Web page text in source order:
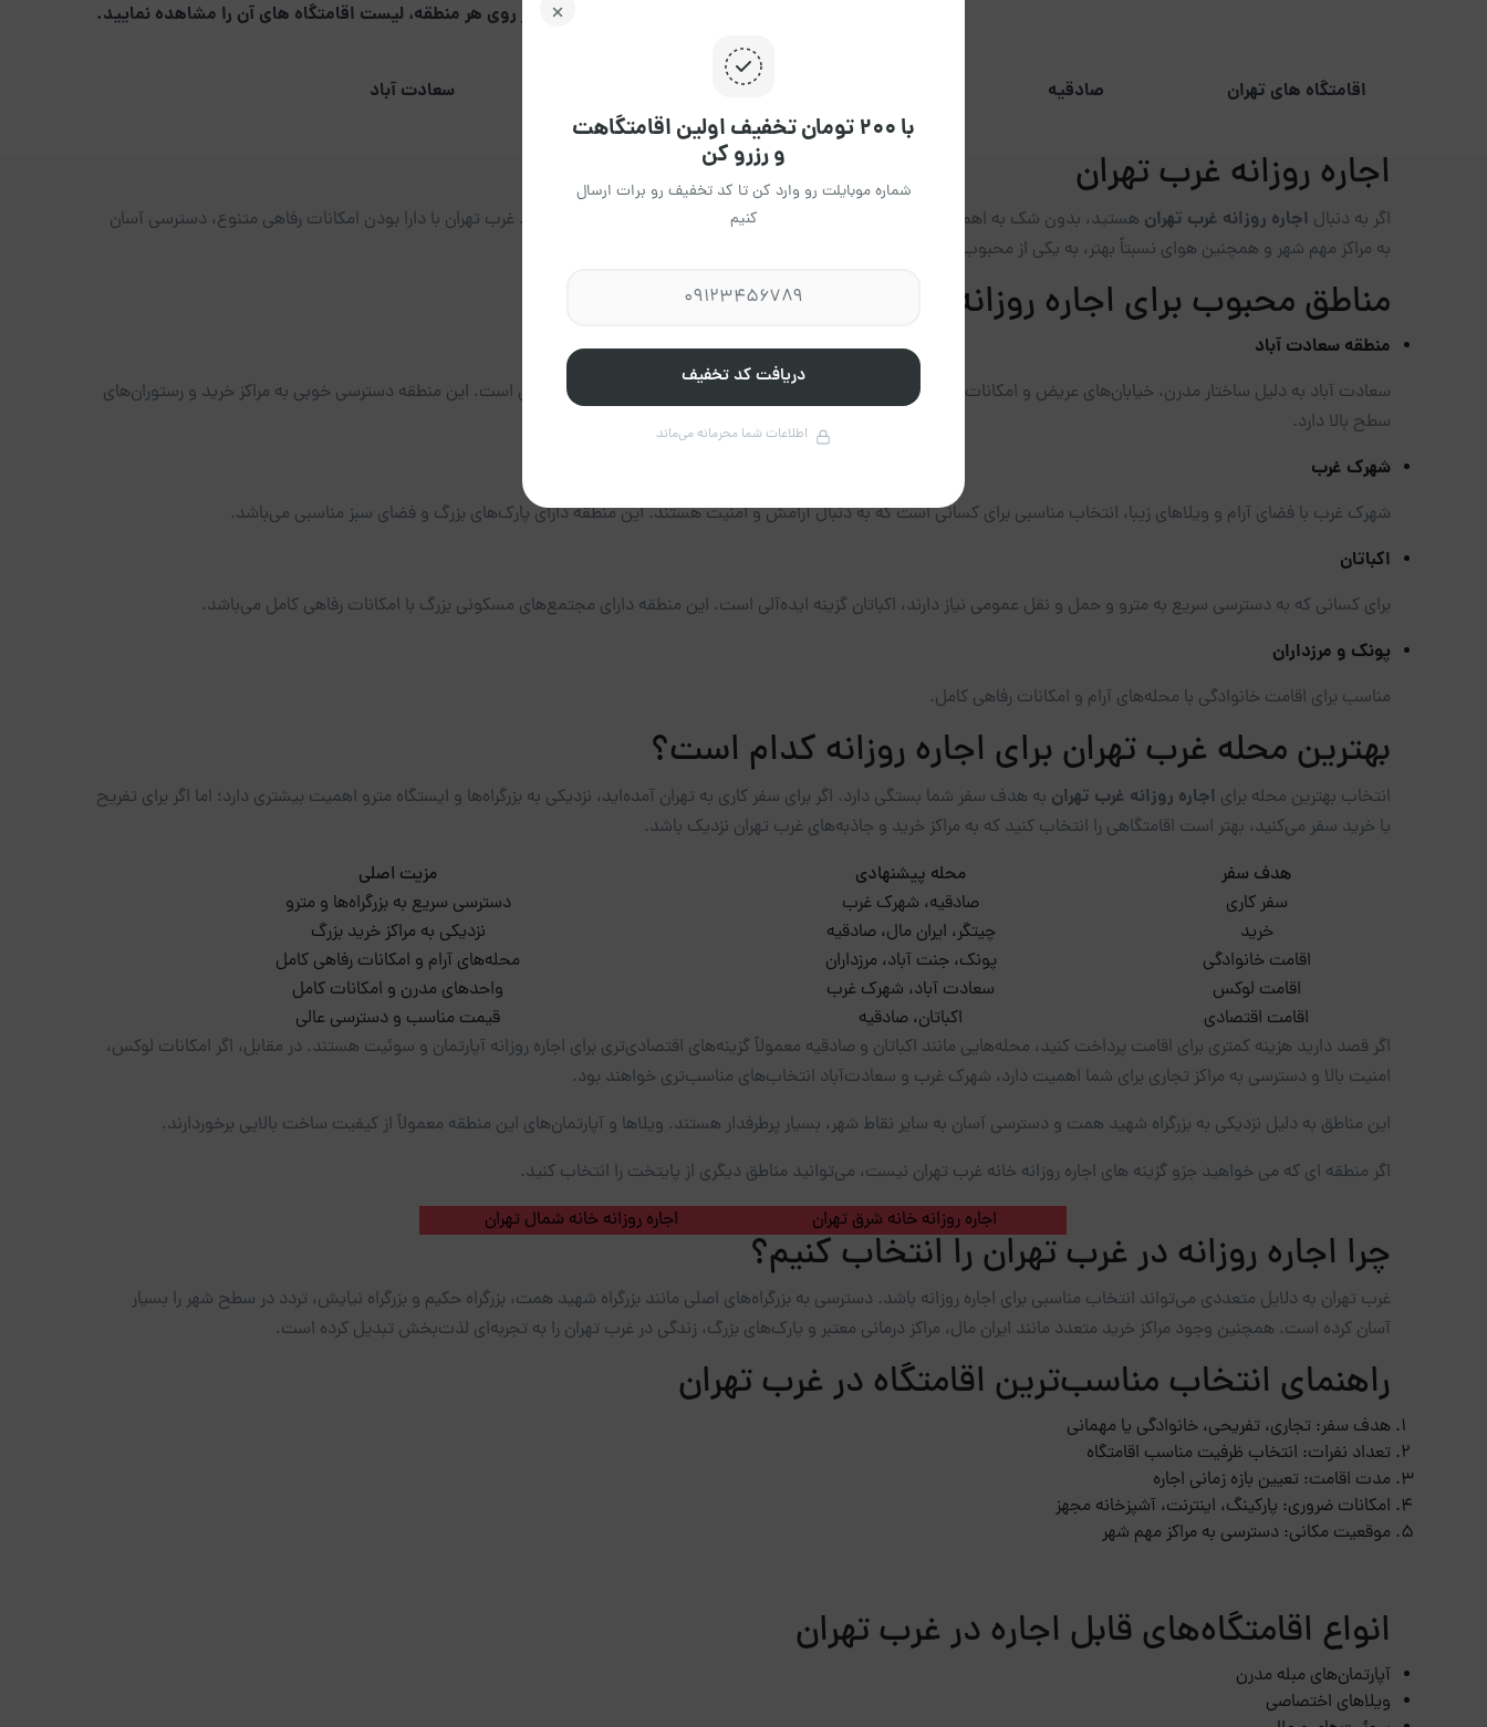
شما می توانید با کلیک بر روی هر منطقه، لیست اقامتگاه های آن را مشاهده نمایید.
اقامتگاه های تهران صادقیه سعادت آباد
اجاره روزانه غرب تهران
اگر به دنبال اجاره روزانه غرب تهران هستید، بدون شک به اهمیت انتخاب محل اقامتی که هماهنگ با نیازهای شما باشد واقفید. غرب تهران با دارا بودن امکانات رفاهی متنوع، دسترسی آسان
به مراکز مهم شهر و همچنین هوای نسبتاً بهتر، به یکی از محبوب‌ترین مقاصد برای
مناطق محبوب برای اجاره روزانه در غرب تهران
منطقه سعادت آباد
سعادت آباد به دلیل ساختار مدرن، خیابان‌های عریض و امکانات رفاهی فراوان، از محبوب‌ترین مناطق برای اجاره روزانه در غرب تهران است. این منطقه دسترسی خوبی به مراکز خرید و رستوران‌های
سطح بالا دارد.
شهرک غرب
شهرک غرب با فضای آرام و ویلاهای زیبا، انتخاب مناسبی برای کسانی است که به دنبال آرامش و امنیت هستند. این منطقه دارای پارک‌های بزرگ و فضای سبز مناسبی می‌باشد.
اکباتان
برای کسانی که به دسترسی سریع به مترو و حمل و نقل عمومی نیاز دارند، اکباتان گزینه ایده‌آلی است. این منطقه دارای مجتمع‌های مسکونی بزرگ با امکانات رفاهی کامل می‌باشد.
پونک و مرزداران
مناسب برای اقامت خانوادگی با محله‌های آرام و امکانات رفاهی کامل.
بهترین محله غرب تهران برای اجاره روزانه کدام است؟
انتخاب بهترین محله برای اجاره روزانه غرب تهران به هدف سفر شما بستگی دارد. اگر برای سفر کاری به تهران آمده‌اید، نزدیکی به بزرگراه‌ها و ایستگاه مترو اهمیت بیشتری دارد؛ اما اگر برای تفریح
یا خرید سفر می‌کنید، بهتر است اقامتگاهی را انتخاب کنید که به مراکز خرید و جاذبه‌های غرب تهران نزدیک باشد.
هدف سفر
محله پیشنهادی
مزیت اصلی
سفر کاری
صادقیه، شهرک غرب
دسترسی سریع به بزرگراه‌ها و مترو
خرید
چیتگر، ایران مال، صادقیه
نزدیکی به مراکز خرید بزرگ
اقامت خانوادگی
پونک، جنت آباد، مرزداران
محله‌های آرام و امکانات رفاهی کامل
اقامت لوکس
سعادت آباد، شهرک غرب
واحدهای مدرن و امکانات کامل
اقامت اقتصادی
اکباتان، صادقیه
قیمت مناسب و دسترسی عالی
اگر قصد دارید هزینه کمتری برای اقامت پرداخت کنید، محله‌هایی مانند اکباتان و صادقیه معمولاً گزینه‌های اقتصادی‌تری برای اجاره روزانه آپارتمان و سوئیت هستند. در مقابل، اگر امکانات لوکس،
امنیت بالا و دسترسی به مراکز تجاری برای شما اهمیت دارد، شهرک غرب و سعادت‌آباد انتخاب‌های مناسب‌تری خواهند بود.
این مناطق به دلیل نزدیکی به بزرگراه شهید همت و دسترسی آسان به سایر نقاط شهر، بسیار پرطرفدار هستند. ویلاها و آپارتمان‌های این منطقه معمولاً از کیفیت ساخت بالایی برخوردارند.
اگر منطقه ای که می خواهید جزو گزینه های اجاره روزانه خانه غرب تهران نیست، می‌توانید مناطق دیگری از پایتخت را انتخاب کنید.
اجاره روزانه خانه شرق تهران
اجاره روزانه خانه شمال تهران
چرا اجاره روزانه در غرب تهران را انتخاب کنیم؟
غرب تهران به دلایل متعددی می‌تواند انتخاب مناسبی برای اجاره روزانه باشد. دسترسی به بزرگراه‌های اصلی مانند بزرگراه شهید همت، بزرگراه حکیم و بزرگراه نیایش، تردد در سطح شهر را بسیار
آسان کرده است. همچنین وجود مراکز خرید متعدد مانند ایران مال، مراکز درمانی معتبر و پارک‌های بزرگ، زندگی در غرب تهران را به تجربه‌ای لذت‌بخش تبدیل کرده است.
راهنمای انتخاب مناسب‌ترین اقامتگاه در غرب تهران
هدف سفر: تجاری، تفریحی، خانوادگی یا مهمانی
تعداد نفرات: انتخاب ظرفیت مناسب اقامتگاه
مدت اقامت: تعیین بازه زمانی اجاره
امکانات ضروری: پارکینگ، اینترنت، آشپزخانه مجهز
موقعیت مکانی: دسترسی به مراکز مهم شهر
انواع اقامتگاه‌های قابل اجاره در غرب تهران
آپارتمان‌های مبله مدرن
ویلاهای اختصاصی
با ۲۰۰ تومان تخفیف اولین اقامتگاهت
و رزرو کن
شماره موبایلت رو وارد کن تا کد تخفیف رو برات ارسال
کنیم
دریافت کد تخفیف
اطلاعات شما محرمانه می‌ماند